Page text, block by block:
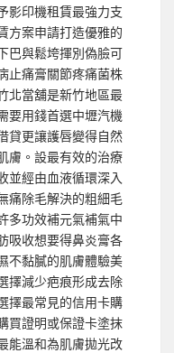
影印機租賃最強力支
方案申請打造優雅的
巴與鬆垮揮別偽臉可
止痛膏關節疼痛菌株
北當舖是新竹地區最
要用錢首選中壢汽機
貸更讓護唇變得自然
膚。設最有效的治療
並經由血液循環深入
痛除毛解決的粗細毛
多功效補元氣補氣中
吸收想要得鼻炎膏各
不黏膩的肌膚體驗美
擇減少疤痕形成去除
擇最常見的信用卡購
買證明或保證卡塗抹
能溫和為肌膚拋光改